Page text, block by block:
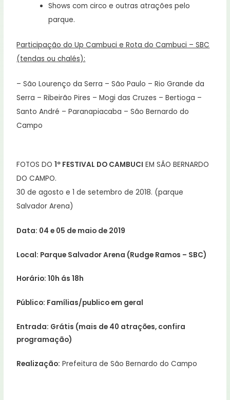
Shows com circo e outras atrações pelo
parque.
Participação do Up Cambuci e Rota do Cambuci – SBC
(tendas ou chalés):
– São Lourenço da Serra – São Paulo – Rio Grande da
Serra – Ribeirão Pires – Mogi das Cruzes – Bertioga –
Santo André – Paranapiacaba – São Bernardo do
Campo
FOTOS DO1º FESTIVAL DO CAMBUCI EM SÃO BERNARDO
DO CAMPO.
30 de agosto e 1 de setembro de 2018. (parque
Salvador Arena)
Data: 04 e 05 de maio de 2019
Local: Parque Salvador Arena (Rudge Ramos – SBC)
Horário: 10h ás 18h
Público: Famílias/publico em geral
Entrada: Grátis (mais de 40 atrações, confira
programação)
Realização: Prefeitura de São Bernardo do Campo